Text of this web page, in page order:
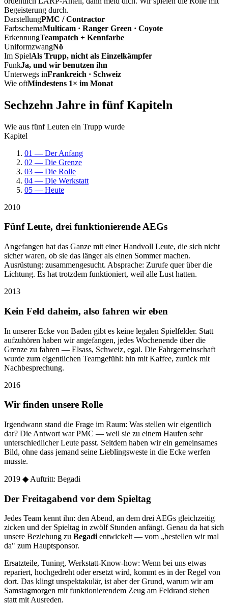
Begeisterung durch.
DarstellungPMC / Contractor
FarbschemaMulticam · Ranger Green · Coyote
ErkennungTeampatch + Kennfarbe
UniformzwangNö
Im SpielAls Trupp, nicht als Einzelkämpfer
FunkJa, und wir benutzen ihn
Unterwegs inFrankreich · Schweiz
Wie oftMindestens 1× im Monat
Sechzehn Jahre in fünf Kapiteln
Wie aus fünf Leuten ein Trupp wurde
Kapitel
01 — Der Anfang
02 — Die Grenze
03 — Die Rolle
04 — Die Werkstatt
05 — Heute
2010
Fünf Leute, drei funktionierende AEGs
Angefangen hat das Ganze mit einer Handvoll Leute, die sich nicht
sicher waren, ob sie das länger als einen Sommer machen.
Ausrüstung: zusammengesucht. Absprache: Zurufe quer über die
Lichtung. Es hat trotzdem funktioniert, weil alle Lust hatten.
2013
Kein Feld daheim, also fahren wir eben
In unserer Ecke von Baden gibt es keine legalen Spielfelder. Statt
aufzuhören haben wir angefangen, jedes Wochenende über die
Grenze zu fahren — Elsass, Schweiz, egal. Die Fahrgemeinschaft
wurde zum eigentlichen Teamgefühl: hin mit Kaffee, zurück mit
Nachbesprechung.
2016
Wir finden unsere Rolle
Irgendwann stand die Frage im Raum: Was stellen wir eigentlich
dar? Die Antwort war PMC — weil sie zu einem Haufen sehr
unterschiedlicher Leute passt. Seitdem haben wir ein gemeinsames
Bild, ohne dass jemand seine Lieblingsweste in die Ecke werfen
musste.
2019 ◆ Auftritt: Begadi
Der Freitagabend vor dem Spieltag
Jedes Team kennt ihn: den Abend, an dem drei AEGs gleichzeitig
zicken und der Spieltag in zwölf Stunden anfängt. Genau da hat sich
unsere Beziehung zu Begadientwickelt — vom „bestellen wir mal
da" zum Hauptsponsor.
Ersatzteile, Tuning, Werkstatt-Know-how: Wenn bei uns etwas
repariert, hochgedreht oder ersetzt wird, kommt es in der Regel von
dort. Das klingt unspektakulär, ist aber der Grund, warum wir am
Samstagmorgen mit funktionierendem Zeug am Feldrand stehen
statt mit Ausreden.